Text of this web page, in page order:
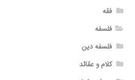
فقه
فلسفه
فلسفه دین
کلام و عقائد